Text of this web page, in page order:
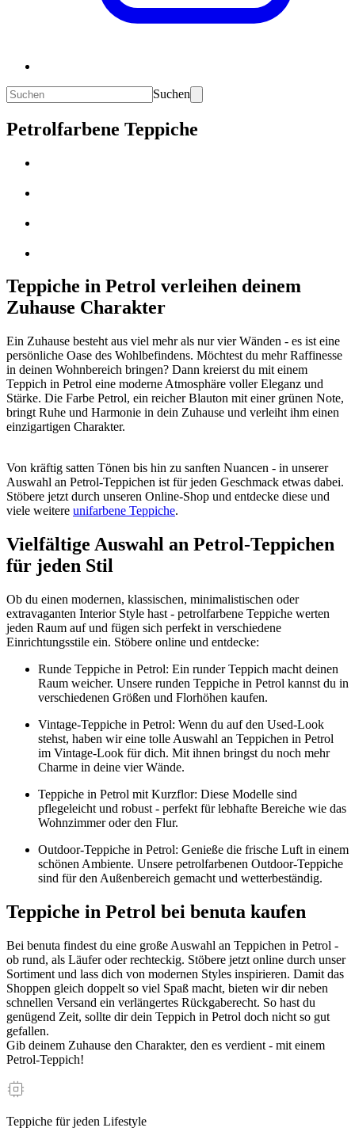
Suchen
Petrolfarbene Teppiche
Teppiche in Petrol verleihen deinem
Zuhause Charakter
Ein Zuhause besteht aus viel mehr als nur vier Wänden - es ist eine
persönliche Oase des Wohlbefindens. Möchtest du mehr Raffinesse
in deinen Wohnbereich bringen? Dann kreierst du mit einem
Teppich in Petrol eine moderne Atmosphäre voller Eleganz und
Stärke. Die Farbe Petrol, ein reicher Blauton mit einer grünen Note,
bringt Ruhe und Harmonie in dein Zuhause und verleiht ihm einen
einzigartigen Charakter.
Von kräftig satten Tönen bis hin zu sanften Nuancen - in unserer
Auswahl an Petrol-Teppichen ist für jeden Geschmack etwas dabei.
Stöbere jetzt durch unseren Online-Shop und entdecke diese und
viele weitere unifarbene Teppiche.
Vielfältige Auswahl an Petrol-Teppichen
für jeden Stil
Ob du einen modernen, klassischen, minimalistischen oder
extravaganten Interior Style hast - petrolfarbene Teppiche werten
jeden Raum auf und fügen sich perfekt in verschiedene
Einrichtungsstile ein. Stöbere online und entdecke:
Runde Teppiche in Petrol: Ein runder Teppich macht deinen
Raum weicher. Unsere runden Teppiche in Petrol kannst du in
verschiedenen Größen und Florhöhen kaufen.
Vintage-Teppiche in Petrol: Wenn du auf den Used-Look
stehst, haben wir eine tolle Auswahl an Teppichen in Petrol
im Vintage-Look für dich. Mit ihnen bringst du noch mehr
Charme in deine vier Wände.
Teppiche in Petrol mit Kurzflor: Diese Modelle sind
pflegeleicht und robust - perfekt für lebhafte Bereiche wie das
Wohnzimmer oder den Flur.
Outdoor-Teppiche in Petrol: Genieße die frische Luft in einem
schönen Ambiente. Unsere petrolfarbenen Outdoor-Teppiche
sind für den Außenbereich gemacht und wetterbeständig.
Teppiche in Petrol bei benuta kaufen
Bei benuta findest du eine große Auswahl an Teppichen in Petrol -
ob rund, als Läufer oder rechteckig. Stöbere jetzt online durch unser
Sortiment und lass dich von modernen Styles inspirieren. Damit das
Shoppen gleich doppelt so viel Spaß macht, bieten wir dir neben
schnellen Versand ein verlängertes Rückgaberecht. So hast du
genügend Zeit, sollte dir dein Teppich in Petrol doch nicht so gut
gefallen.
Gib deinem Zuhause den Charakter, den es verdient - mit einem
Petrol-Teppich!
Teppiche für jeden Lifestyle